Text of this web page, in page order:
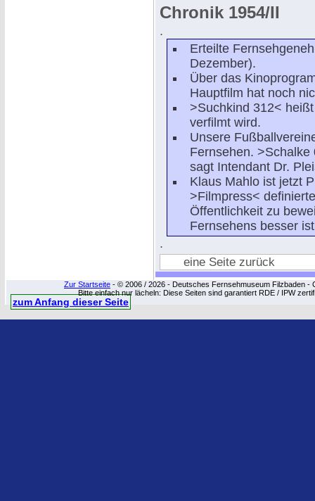
Chronik 1954/II
.
Erteilte
Dezember).
Über das
Hauptfilm hat noch
>Suchkind 312<
verfilmt wird.
Unsere
Fernsehen.
sagt Intendant Dr.
Klaus Mahlo ist jetzt
>Filmpress<
Öffentlichkeit zu
Fernsehens besser
.
eine Seite zurück
Zur Startseite - © 2006 / 2026 - Deutsches Fernsehmuseum Filzbaden -
Bitte einfach nur lächeln: Diese Seiten sind garantiert RDE / IPW
zum Anfang dieser Seite